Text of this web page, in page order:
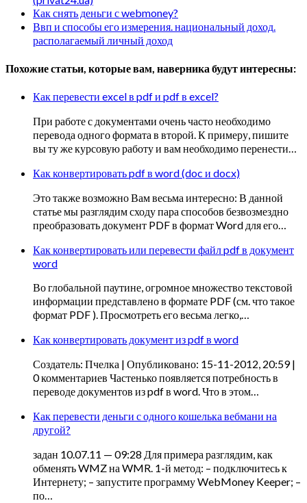
Как снять деньги с webmoney?
Ввп и способы его измерения. национальный доход.
располагаемый личный доход
Похожие статьи, которые вам, наверника будут интересны:
Как перевести excel в pdf и pdf в excel?
При работе с документами очень часто необходимо
перевода одного формата в второй. К примеру, пишите
вы ту же курсовую работу и вам необходимо перенести…
Как конвертировать pdf в word (doc и docx)
Это также возможно Вам весьма интересно: В данной
статье мы разглядим сходу пара способов безвозмездно
преобразовать документ PDF в формат Word для его…
Как конвертировать или перевести файл pdf в документ
word
Во глобальной паутине, огромное множество текстовой
информации представлено в формате PDF (см. что такое
формат PDF ). Просмотреть его весьма легко,…
Как конвертировать документ из pdf в word
Создатель: Пчелка | Опубликовано: 15-11-2012, 20:59 |
0 комментариев Частенько появляется потребность в
переводе документов из pdf в word. Что в этом…
Как перевести деньги с одного кошелька вебмани на
другой?
задан 10.07.11 — 09:28 Для примера разглядим, как
обменять WMZ на WMR. 1-й метод: – подключитесь к
Интернету; – запустите программу WebMoney Keeper; –
по…